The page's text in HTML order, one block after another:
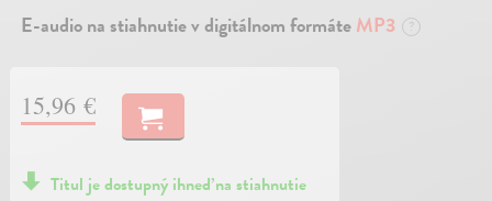
E-audio na stiahnutie v digitálnom formáteMP3 ?
15,96 €
Titul je dostupný ihneď na stiahnutie